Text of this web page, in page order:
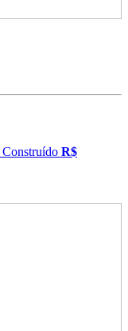
Construído R$